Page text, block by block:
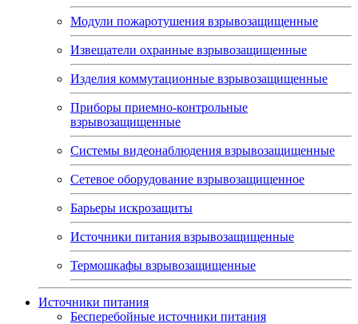
Модули пожаротушения взрывозащищенные
Извещатели охранные взрывозащищенные
Изделия коммутационные взрывозащищенные
Приборы приемно-контрольные
взрывозащищенные
Системы видеонаблюдения взрывозащищенные
Сетевое оборудование взрывозащищенное
Барьеры искрозащиты
Источники питания взрывозащищенные
Термошкафы взрывозащищенные
Источники питания
Бесперебойные источники питания